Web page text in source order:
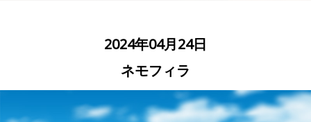
2024年04月24日
ネモフィラ